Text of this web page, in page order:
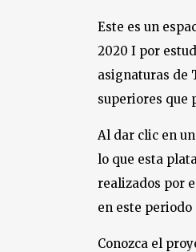
Este es un
2020 I por
asignaturas de
superiores que
Al dar clic en
lo que esta
realizados por
en este
Conozca el